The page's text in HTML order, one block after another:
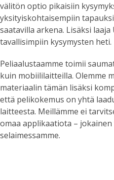
välitön optio pikaisiin
yksityiskohtaisempiin
saatavilla arkena. Lisäksi laaja
tavallisimpiin kysymysten heti.
Peliaalustaamme toimii
kuin mobiililaitteilla. Olemme
materiaalin tämän lisäksi
että pelikokemus on yhtä
laitteesta. Meillämme ei
omaa applikaatiota –
selaimessamme.